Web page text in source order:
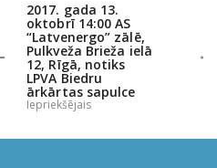
2017. gada 13.
oktobrī 14:00 AS
“Latvenergo” zālē,
Pulkveža Brieža ielā
12, Rīgā, notiks
LPVA Biedru
ārkārtas sapulce
Iepriekšējais